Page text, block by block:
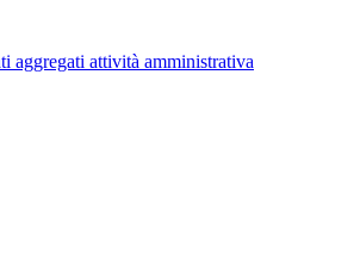
aggregati attività amministrativa